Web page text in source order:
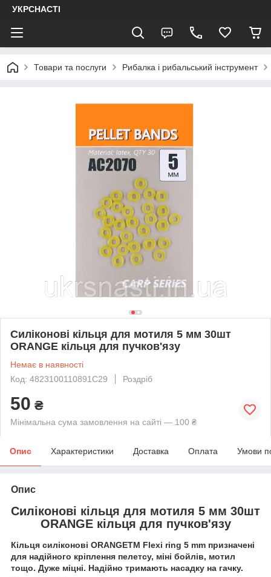
УКРСНАСТІ
Товари та послуги Рибалка і рибальський інструмент
Силіконові кільця для мотиля 5 мм 30шт
ORANGE кільця для пучков'язу
Немає в наявності
Код: 4823100110891C29
Роздріб
50 ₴
Мінімальна сума замовлення на сайті — 100 ₴
Опис Характеристики Доставка Оплата Умови
Опис
Силіконові кільця для мотиля 5 мм 30шт
ORANGE кільця для пучков'язу
Кільця силіконові ORANGETM Flexi ring 5 mm призначені
для надійного кріплення пелетсу, міні бойлів, мотил
тощо. Дуже міцні. Надійно тримають насадку на гачку.